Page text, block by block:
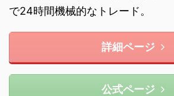
で24時間機械的なトレード。
詳細ページ
公式ページ